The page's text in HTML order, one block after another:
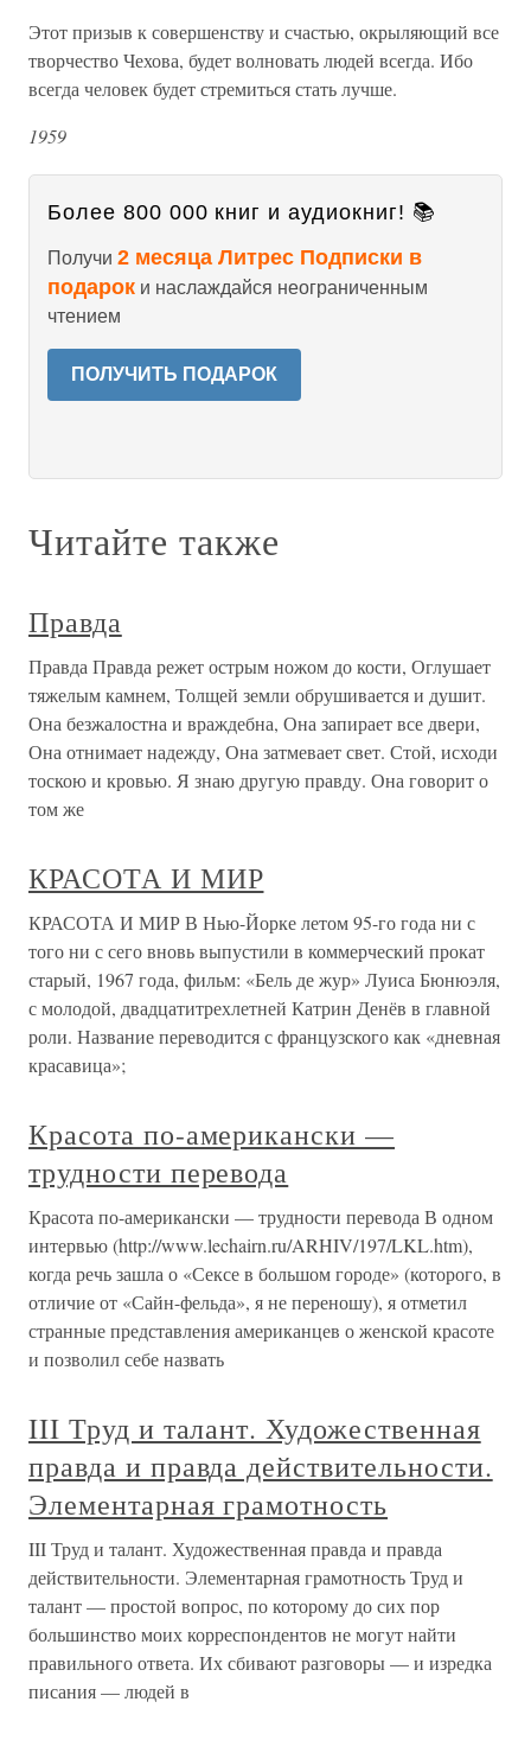
Этот призыв к совершенству и счастью, окрыляющий все
творчество Чехова, будет волновать людей всегда. Ибо
всегда человек будет стремиться стать лучше.
1959
Более 800 000 книг и аудиокниг! 📚
Получи 2 месяца Литрес Подписки в
подарок и наслаждайся неограниченным
чтением
ПОЛУЧИТЬ ПОДАРОК
Читайте также
Правда
Правда Правда режет острым ножом до кости, Оглушает
тяжелым камнем, Толщей земли обрушивается и душит.
Она безжалостна и враждебна, Она запирает все двери,
Она отнимает надежду, Она затмевает свет. Стой, исходи
тоскою и кровью. Я знаю другую правду. Она говорит о
том же
КРАСОТА И МИР
КРАСОТА И МИР В Нью-Йорке летом 95-го года ни с
того ни с сего вновь выпустили в коммерческий прокат
старый, 1967 года, фильм: «Бель де жур» Луиса Бюнюэля,
с молодой, двадцатитрехлетней Катрин Денёв в главной
роли. Название переводится с французского как «дневная
красавица»;
Красота по-американски —
трудности перевода
Красота по-американски — трудности перевода В одном
интервью (http://www.lechairn.ru/ARHIV/197/LKL.htm),
когда речь зашла о «Сексе в большом городе» (которого, в
отличие от «Сайн-фельда», я не переношу), я отметил
странные представления американцев о женской красоте
и позволил себе назвать
III Труд и талант. Художественная
правда и правда действительности.
Элементарная грамотность
III Труд и талант. Художественная правда и правда
действительности. Элементарная грамотность Труд и
талант — простой вопрос, по которому до сих пор
большинство моих корреспондентов не могут найти
правильного ответа. Их сбивают разговоры — и изредка
писания — людей в